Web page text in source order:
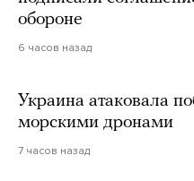
обороне
6 часов назад
Украина атаковала
морскими дронами
7 часов назад